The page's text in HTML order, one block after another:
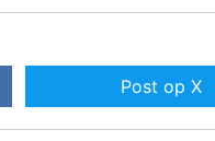
Post op X